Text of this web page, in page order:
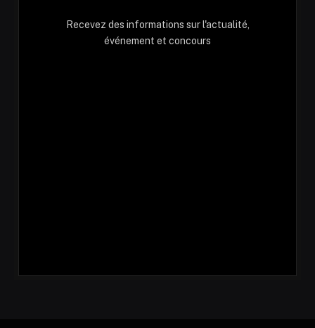
Recevez des informations sur l'actualité,
événement et concours